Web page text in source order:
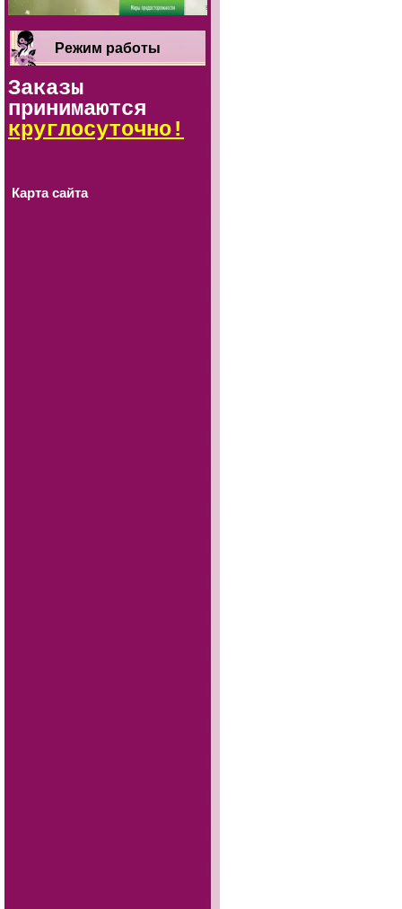
Режим работы
Заказы
принимаются
круглосуточно!
Карта сайта